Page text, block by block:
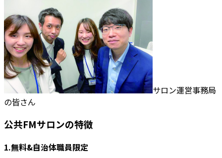
サロン運営事務局
の皆さん
公共FMサロンの特徴
1.無料&自治体職員限定